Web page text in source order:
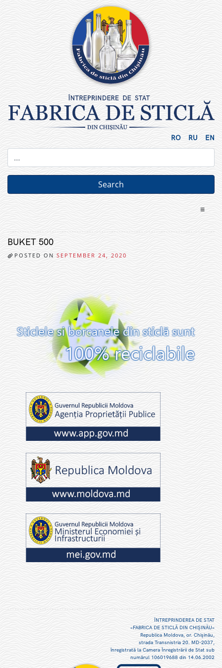
RO RU EN
≡
BUKET 500
POSTED ON SEPTEMBER 24, 2020
ÎNTREPRINDEREA DE STAT
«FABRICA DE STICLĂ DIN CHIŞINĂU»
Republica Moldova, or. Chişinău,
strada Transnistria 20. MD-2037,
înregistrată la Camera Înregistrării de Stat sub
numărul 106019688 din 14.06.2002